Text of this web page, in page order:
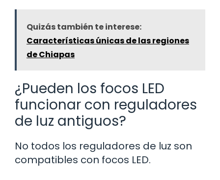
Quizás también te interese:
Características únicas de las regiones
de Chiapas
¿Pueden los focos LED
funcionar con reguladores
de luz antiguos?
No todos los reguladores de luz son
compatibles con focos LED.